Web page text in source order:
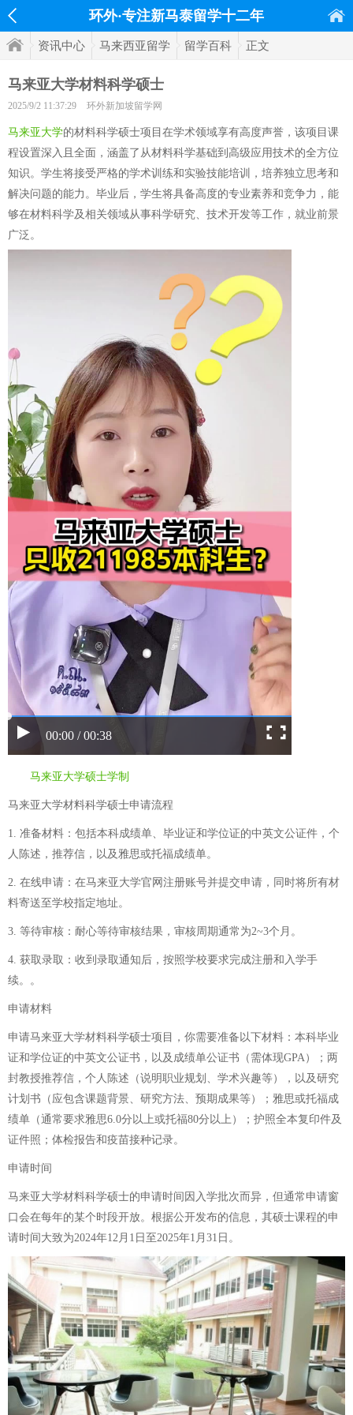
环外·专注新马泰留学十二年
资讯中心 马来西亚留学 留学百科 正文
马来亚大学材料科学硕士
2025/9/2 11:37:29 环外新加坡留学网
马来亚大学的材料科学硕士项目在学术领域享有高度声誉，该项目课
程设置深入且全面，涵盖了从材料科学基础到高级应用技术的全方位
知识。学生将接受严格的学术训练和实验技能培训，培养独立思考和
解决问题的能力。毕业后，学生将具备高度的专业素养和竞争力，能
够在材料科学及相关领域从事科学研究、技术开发等工作，就业前景
广泛。
00:00 / 00:38
马来亚大学硕士学制
马来亚大学材料科学硕士申请流程
1. 准备材料：包括本科成绩单、毕业证和学位证的中英文公证件，个
人陈述，推荐信，以及雅思或托福成绩单。
2. 在线申请：在马来亚大学官网注册账号并提交申请，同时将所有材
料寄送至学校指定地址。
3. 等待审核：耐心等待审核结果，审核周期通常为2~3个月。
4. 获取录取：收到录取通知后，按照学校要求完成注册和入学手
续。。
申请材料
申请马来亚大学材料科学硕士项目，你需要准备以下材料：本科毕业
证和学位证的中英文公证书，以及成绩单公证书（需体现GPA）；两
封教授推荐信，个人陈述（说明职业规划、学术兴趣等），以及研究
计划书（应包含课题背景、研究方法、预期成果等）；雅思或托福成
绩单（通常要求雅思6.0分以上或托福80分以上）；护照全本复印件及
证件照；体检报告和疫苗接种记录。
申请时间
马来亚大学材料科学硕士的申请时间因入学批次而异，但通常申请窗
口会在每年的某个时段开放。根据公开发布的信息，其硕士课程的申
请时间大致为2024年12月1日至2025年1月31日。